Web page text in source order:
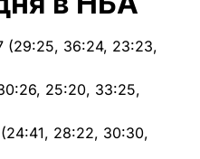
(29:25, 36:24, 23:23,
25:20, 33:25,
28:22, 30:30,